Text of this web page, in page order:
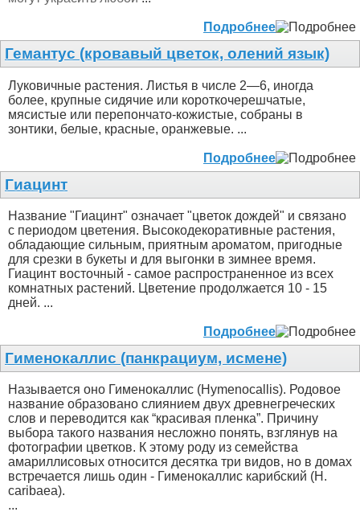
Подробнее
Гемантус (кровавый цветок, олений язык)
Луковичные растения. Листья в числе 2—6, иногда
более, крупные сидячие или короткочерешчатые,
мясистые или перепончато-кожистые, собраны в
зонтики, белые, красные, оранжевые. ...
Подробнее
Гиацинт
Название "Гиацинт" означает "цветок дождей" и связано
с периодом цветения. Высокодекоративные растения,
обладающие сильным, приятным ароматом, пригодные
для срезки в букеты и для выгонки в зимнее время.
Гиацинт восточный - самое распространенное из всех
комнатных растений. Цветение продолжается 10 - 15
дней. ...
Подробнее
Гименокаллис (панкрациум, исмене)
Называется оно Гименокаллис (Hymenocallis). Родовое
название образовано слиянием двух древнегреческих
слов и переводится как “красивая пленка”. Причину
выбора такого названия несложно понять, взглянув на
фотографии цветков. К этому роду из семейства
амариллисовых относится десятка три видов, но в домах
встречается лишь один - Гименокаллис карибский (H.
caribaea).
...